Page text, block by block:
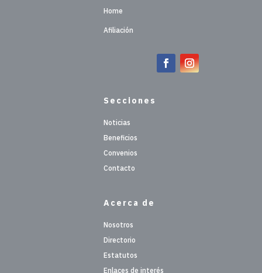
Home
Afiliación
Secciones
Noticias
Beneficios
Convenios
Contacto
Acerca de
Nosotros
Directorio
Estatutos
Enlaces de interés